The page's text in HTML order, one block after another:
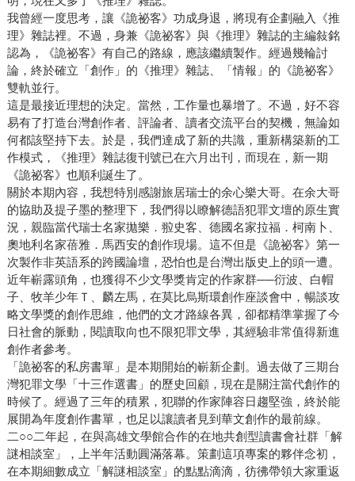
我曾經一度思考，讓《詭祕客》功成身退，將現有企劃融入《推
理》雜誌裡。不過，身兼《詭祕客》與《推理》雜誌的主編敍銘
認為，《詭祕客》有自己的路線，應該繼續製作。經過幾輪討
論，終於確立「創作」的《推理》雜誌、「情報」的《詭祕客》
雙軌並行。
這是最接近理想的決定。當然，工作量也暴增了。不過，好不容
易有了打造台灣創作者、評論者、讀者交流平台的契機，無論如
何都該堅持下去。於是，我們達成了新的共識，重新構築新的工
作模式，《推理》雜誌復刊號已在六月出刊，而現在，新一期
《詭祕客》也順利誕生了。
關於本期內容，我想特別感謝旅居瑞士的余心樂大哥。在余大哥
的協助及提子墨的整理下，我們得以瞭解德語犯罪文壇的原生實
況，親臨當代瑞士名家拋樂．翋史客、德國名家拉福．柯南卜、
奧地利名家蓓雅．馬西安的創作現場。這不但是《詭祕客》第一
次製作非英語系的跨國論壇，恐怕也是台灣出版史上的頭一遭。
近年嶄露頭角，也獲得不少文學獎肯定的作家群──衍波、白帽
子、牧羊少年Ｔ、麟左馬，在莫比烏斯環創作座談會中，暢談攻
略文學獎的創作思維，他們的文才路線各異，卻都精準掌握了今
日社會的脈動，閱讀取向也不限犯罪文學，其經驗非常值得新進
創作者參考。
「詭祕客的私房書單」是本期開始的嶄新企劃。過去做了三期台
灣犯罪文學「十三作選書」的歷史回顧，現在是關注當代創作的
時候了。經過了三年的積累，犯聯的作家陣容日趨堅強，終於能
展開為年度創作書單，也足以讓讀者見到華文創作的最前線。
二○○二年起，在與高雄文學館合作的在地共創型讀書會社群「解
謎相談室」，上半年活動圓滿落幕。策劃這項專案的夥伴念初，
在本期細數成立「解謎相談室」的點點滴滴，彷彿帶領大家重返